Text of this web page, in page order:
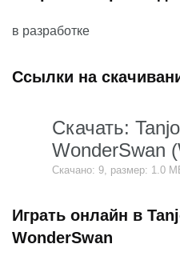
в разработке
Ссылки на
Скачать:
WonderSwan
Скачано: 9, размер: 1.0
Играть онлайн в
WonderSwan